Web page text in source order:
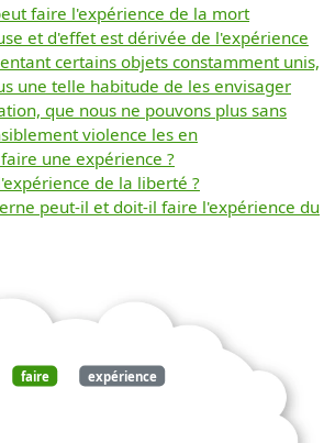
faire l'expérience de la mort
et d'effet est dérivée de l'expérience
certains objets constamment unis,
une telle habitude de les envisager
que nous ne pouvons plus sans
violence les en
une expérience ?
de la liberté ?
peut-il et doit-il faire l'expérience du
faire expérience